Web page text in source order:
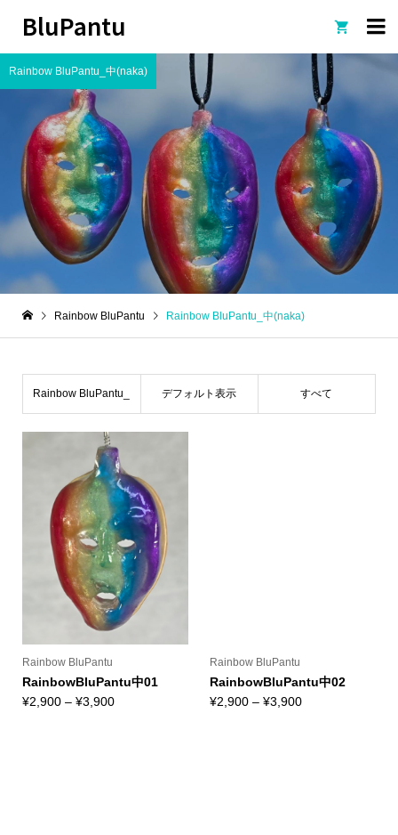
BluPantu 
Rainbow BluPantu_中(naka)
Rainbow BluPantu Rainbow BluPantu_中(naka)
Rainbow BluPantu_
中(naka)
デフォルト表示 すべて
Rainbow BluPantu
RainbowBluPantu中01
¥2,900 – ¥3,900価
Rainbow BluPantu
RainbowBluPantu中02
¥2,900 –¥3,900価